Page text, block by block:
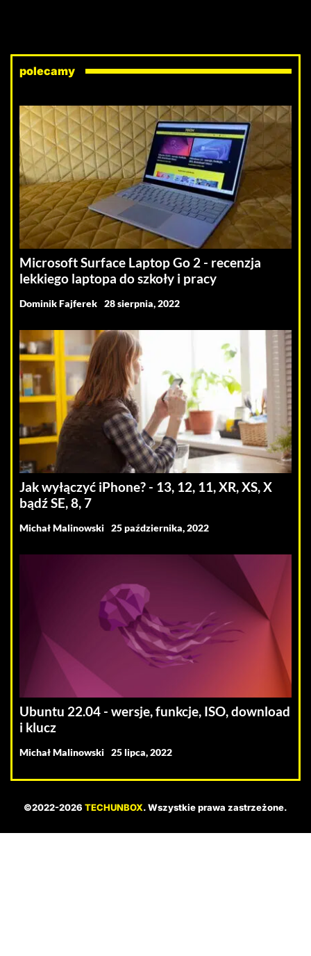
polecamy
Microsoft Surface Laptop Go 2 - recenzja
lekkiego laptopa do szkoły i pracy
Dominik Fajferek 28 sierpnia, 2022
Jak wyłączyć iPhone? - 13, 12, 11, XR, XS, X
bądź SE, 8, 7
Michał Malinowski 25 października, 2022
Ubuntu 22.04 - wersje, funkcje, ISO, download
i klucz
Michał Malinowski 25 lipca, 2022
©2022-2026 TECHUNBOX. Wszystkie prawa zastrzeżone.